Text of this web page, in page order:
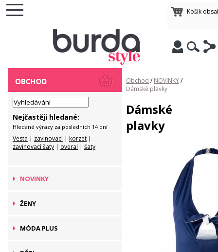
Košík
Nejčastěji hledané:
Hledané výrazy za posledních 14 dní
Vesta | zavinovací | korzet |
zavinovací šaty | overal | šaty
NOVINKY
ŽENY
MÓDA PLUS
Obchod / NOVINKY/
Dámské plavky
Dámské
plavky